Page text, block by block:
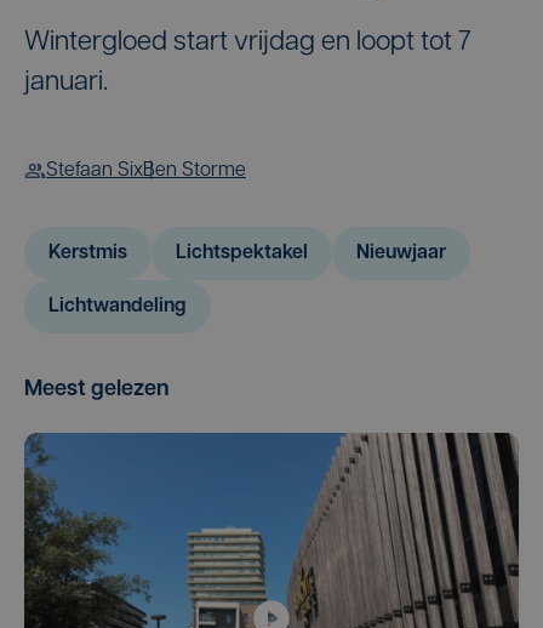
Wintergloed start vrijdag en loopt tot 7
januari.
Stefaan SixBen Storme
Kerstmis Lichtspektakel Nieuwjaar
Lichtwandeling
Meest gelezen